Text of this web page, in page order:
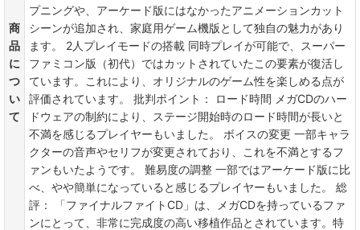
商
品
に
つ
い
て
プニングや、アーケード版にはなかったアニメーションカット
シーンが追加され、家庭用ゲーム機版として独自の魅力があり
ます。 2人プレイモードの搭載 同時プレイが可能で、スーパー
ファミコン版（初代）ではカットされていたこの要素が復活し
ています。これにより、オリジナルのゲーム性を楽しめる点が
評価されています。 批判ポイント： ロード時間 メガCDのハー
ドウェアの制約により、ステージ開始時のロード時間が長いと
不満を感じるプレイヤーもいました。 ボイスの変更 一部キャラ
クターの音声やセリフが変更されており、これを不満とするフ
ァンもいたようです。 難易度の調整 一部ではアーケード版に比
べ、やや簡単になっていると感じるプレイヤーもいました。 総
評： 「ファイナルファイトCD」は、メガCDを持っているファ
ンにとって、非常に完成度の高い移植作品とされています。特